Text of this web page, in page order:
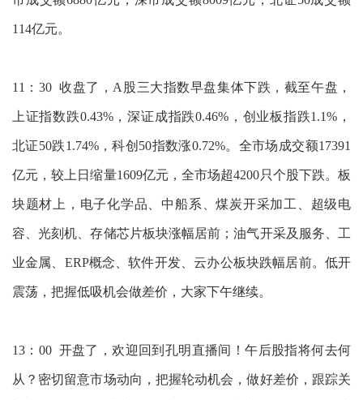
114亿元。
11：30 收盘了，A股三大指数早盘集体下跌，截至午盘，
上证指数跌0.43%，深证成指跌0.46%，创业板指跌1.1%，
北证50跌1.74%，科创50指数涨0.72%。全市场成交额17391
亿元，较上日缩量1609亿元，全市场超4200只个股下跌。板
块题材上，电子化学品、中船系、煤炭开采加工、超级电
容、光刻机、存储芯片板块涨幅居前；油气开采及服务、工
业金属、ERP概念、软件开发、云办公板块跌幅居前。低开
震荡，把握低吸机会做差价，大家下午继续。
13：00 开盘了，欢迎回到孔明直播间！午后股指将何去何
从？密切留意市场动向，把握轮动机会，做好差价，跟踪关